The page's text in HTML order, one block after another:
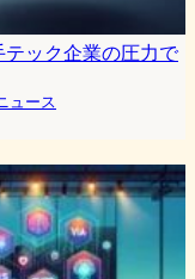
ック企業の圧力で
ュース